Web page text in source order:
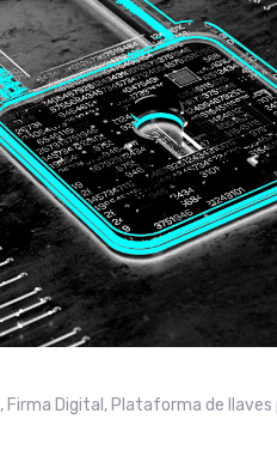
, Firma Digital , Plataforma de llaves